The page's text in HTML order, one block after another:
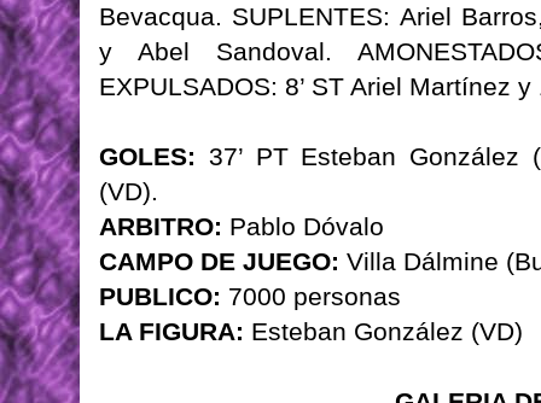
Bevacqua. SUPLENTES: Ariel
y Abel Sandoval.
EXPULSADOS: 8’ ST Ariel Martínez y
GOLES: 37’ PT Esteban González
(VD).
ARBITRO: Pablo Dóvalo
CAMPO DE JUEGO: Villa Dálmine
PUBLICO: 7000 personas
LA FIGURA: Esteban González (VD)